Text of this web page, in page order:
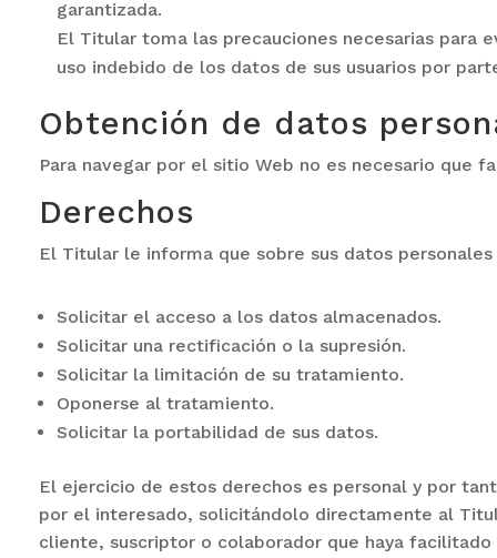
garantizada.
El Titular toma las precauciones necesarias para
uso indebido de los datos de sus usuarios por
Obtención de datos
Para navegar por el sitio Web no es necesario que
Derechos
El Titular le informa que sobre sus datos
Solicitar el acceso a los datos almacenados.
Solicitar una rectificación o la supresión.
Solicitar la limitación de su tratamiento.
Oponerse al tratamiento.
Solicitar la portabilidad de sus datos.
El ejercicio de estos derechos es personal y por
por el interesado, solicitándolo directamente al
cliente, suscriptor o colaborador que haya